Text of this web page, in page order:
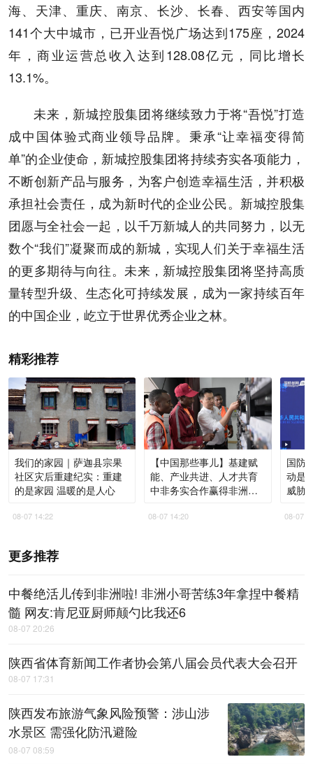
海、天津、重庆、南京、长沙、长春、西安等国内
141个大中城市，已开业吾悦广场达到175座，2024
年，商业运营总收入达到128.08亿元，同比增长
13.1%。
未来，新城控股集团将继续致力于将“吾悦”打造
成中国体验式商业领导品牌。秉承“让幸福变得简
单”的企业使命，新城控股集团将持续夯实各项能力，
不断创新产品与服务，为客户创造幸福生活，并积极
承担社会责任，成为新时代的企业公民。新城控股集
团愿与全社会一起，以千万新城人的共同努力，以无
数个“我们”凝聚而成的新城，实现人们关于幸福生活
的更多期待与向往。未来，新城控股集团将坚持高质
量转型升级、生态化可持续发展，成为一家持续百年
的中国企业，屹立于世界优秀企业之林。
精彩推荐
我们的家园｜萨迦县宗果
社区灾后重建纪实：重建
的是家园 温暖的是人心
08-07 14:22
【中国那些事儿】基建赋
能、产业共进、人才共育
中非务实合作赢得非洲青
08-07 14:20
国防
动是
威胁
08-07
更多推荐
中餐绝活儿传到非洲啦! 非洲小哥苦练3年拿捏中餐精
髓 网友:肯尼亚厨师颠勺比我还6
08-07 20:26
陕西省体育新闻工作者协会第八届会员代表大会召开
08-07 17:31
陕西发布旅游气象风险预警：涉山涉
水景区 需强化防汛避险
08-07 08:59